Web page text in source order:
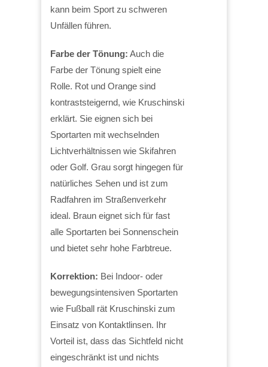
kann beim Sport zu schweren
Unfällen führen.
Farbe der Tönung: Auch die
Farbe der Tönung spielt eine
Rolle. Rot und Orange sind
kontraststeigernd, wie Kruschinski
erklärt. Sie eignen sich bei
Sportarten mit wechselnden
Lichtverhältnissen wie Skifahren
oder Golf. Grau sorgt hingegen für
natürliches Sehen und ist zum
Radfahren im Straßenverkehr
ideal. Braun eignet sich für fast
alle Sportarten bei Sonnenschein
und bietet sehr hohe Farbtreue.
Korrektion: Bei Indoor- oder
bewegungsintensiven Sportarten
wie Fußball rät Kruschinski zum
Einsatz von Kontaktlinsen. Ihr
Vorteil ist, dass das Sichtfeld nicht
eingeschränkt ist und nichts